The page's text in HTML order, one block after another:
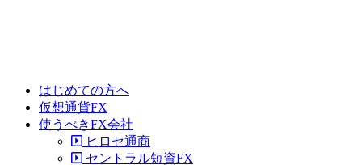
はじめての方へ
仮想通貨FX
使うべきFX会社
ヒロセ通商
セントラル短資FX